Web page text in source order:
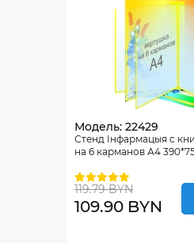
Модель: 22429
Стенд Iнфармацыя с
на 6 карманов А4
119.79 BYN
109.90 BYN